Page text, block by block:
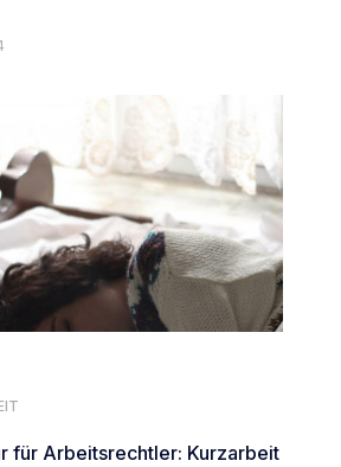
für Arbeitsrechtler: Kurzarbeit